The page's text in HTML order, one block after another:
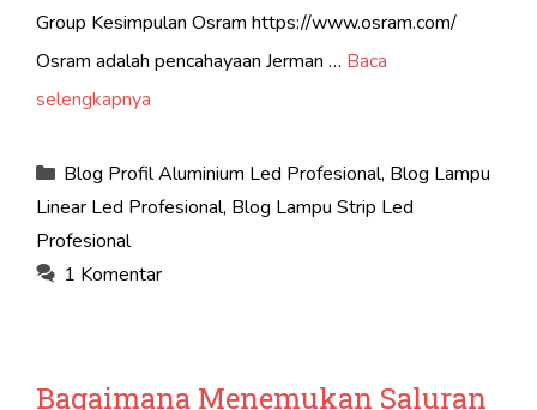
Group Kesimpulan Osram https://www.osram.com/
Osram adalah pencahayaan Jerman … Baca
selengkapnya
Kategori
Blog Profil Aluminium Led Profesional, Blog Lampu
Linear Led Profesional, Blog Lampu Strip Led
Profesional
1 Komentar
Bagaimana Menemukan Saluran